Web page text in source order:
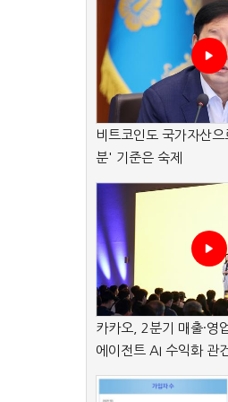
비트코인도 국가자산
분' 기준은 숙제
카카오, 2분기 매출·영
에이전트 AI 수익화 관